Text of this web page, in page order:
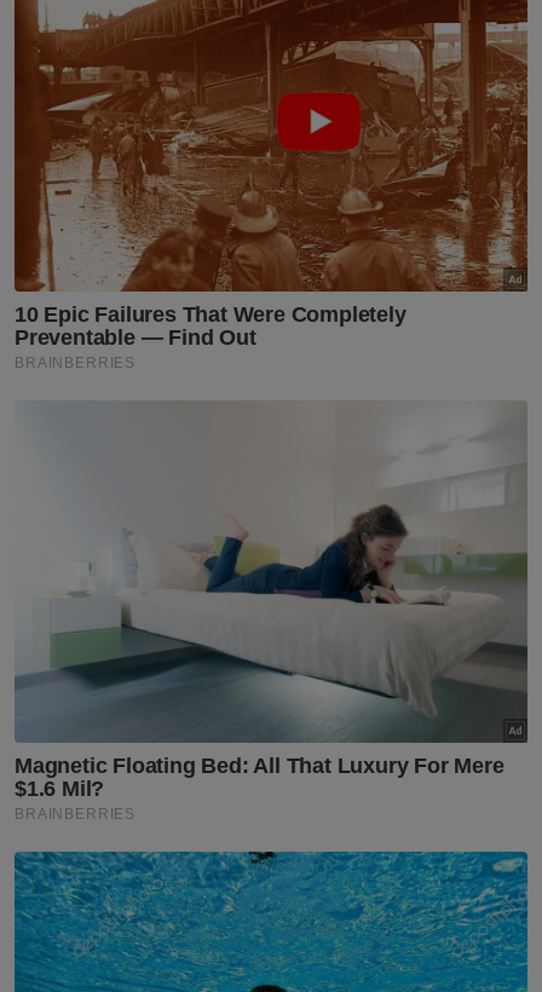
Kem
Bersatu Selangor
Wan Saiful Wan Jan
Politik
Artikel Disyorkan
PN jangan terlalu teruja mahu
rampas kerusi PH - Penerangan
Politik
Amanah mahu kekal Bukit Katil
Politik
'Tidak semua pertikaian politik
perlu dibawa ke mahkamah' -
Ahmad Fadhli ulas cabaran
Aiman Athirah